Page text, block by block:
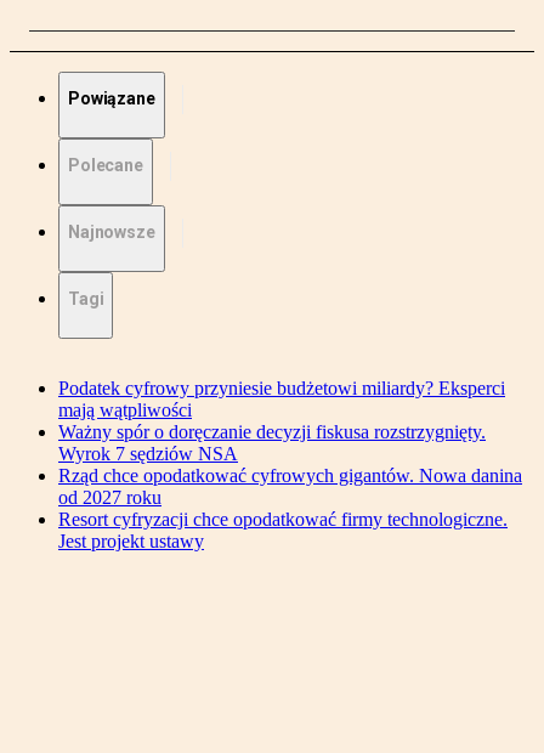
Powiązane
Polecane
Najnowsze
Tagi
Podatek cyfrowy przyniesie budżetowi miliardy? Eksperci
mają wątpliwości
Ważny spór o doręczanie decyzji fiskusa rozstrzygnięty.
Wyrok 7 sędziów NSA
Rząd chce opodatkować cyfrowych gigantów. Nowa danina
od 2027 roku
Resort cyfryzacji chce opodatkować firmy technologiczne.
Jest projekt ustawy